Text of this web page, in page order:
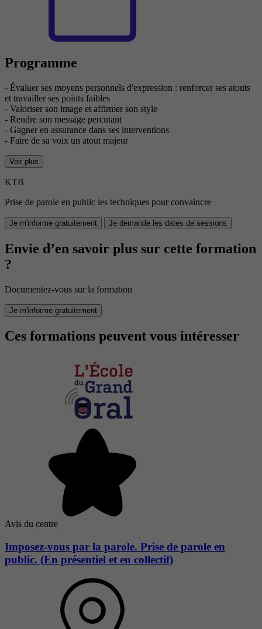
Programme
- Évaluer ses moyens personnels d'expression : renforcer ses atouts
et travailler ses points faibles
- Valoriser son image et affirmer son style
- Rendre son message percutant
- Gagner en assurance dans ses interventions
- Faire de sa voix un atout majeur
Voir plus
KTB
Prise de parole en public les techniques pour convaincre
Je m'informe gratuitement Je demande les dates de sessions
Envie d’en savoir plus sur cette formation
?
Documentez-vous sur la formation
Je m'informe gratuitement
Ces formations peuvent vous intéresser
Avis du centre
Imposez-vous par la parole. Prise de parole en
public. (En présentiel et en collectif)